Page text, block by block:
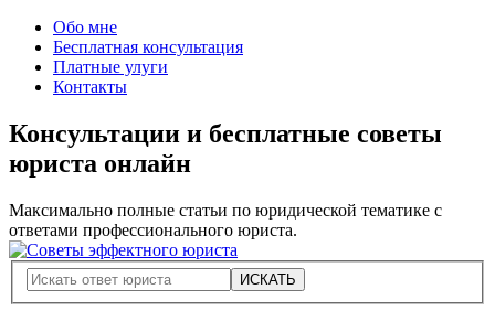
Обо мне
Бесплатная консультация
Платные улуги
Контакты
Консультации и бесплатные советы
юриста онлайн
Максимально полные статьи по юридической тематике с
ответами профессионального юриста.